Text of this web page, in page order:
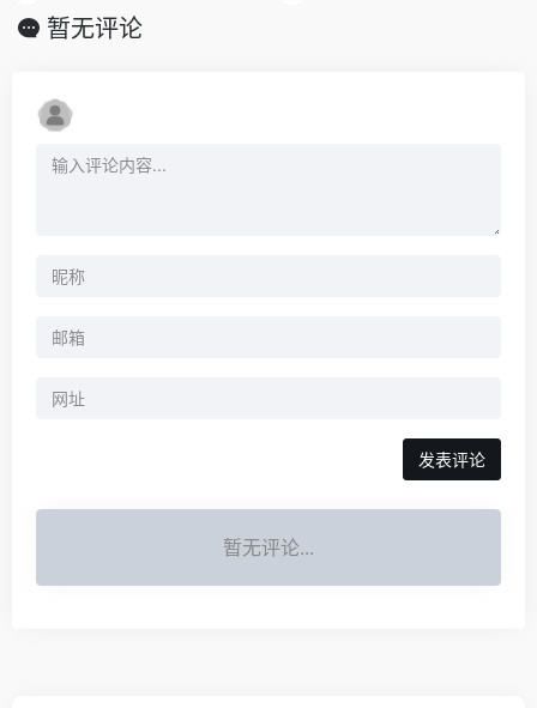
暂无评论
暂无评论...